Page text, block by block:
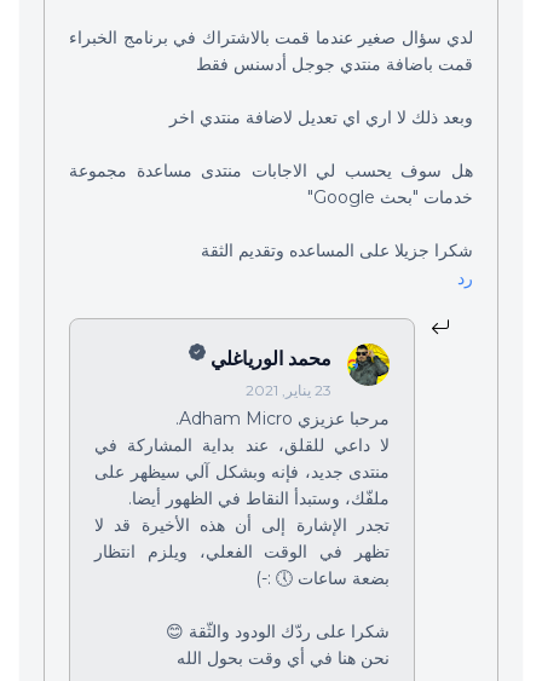
لدي سؤال صغير عندما قمت بالاشتراك في برنامج الخبراء
قمت باضافة منتدي جوجل أدسنس فقط
وبعد ذلك لا اري اي تعديل لاضافة منتدي اخر
هل سوف يحسب لي الاجابات منتدى مساعدة مجموعة
خدمات "بحث Google"
شكرا جزيلا على المساعده وتقديم الثقة
رد
محمد الورياغلي
23 يناير, 2021
مرحبا عزيزي Adham Micro.
لا داعي للقلق، عند بداية المشاركة في
منتدى جديد، فإنه وبشكل آلي سيظهر على
ملفّك، وستبدأ النقاط في الظهور أيضا.
تجدر الإشارة إلى أن هذه الأخيرة قد لا
تظهر في الوقت الفعلي، ويلزم انتظار
بضعة ساعات 🕔 :-)
شكرا على ردّك الودود والثّقة 😊
نحن هنا في أي وقت بحول الله